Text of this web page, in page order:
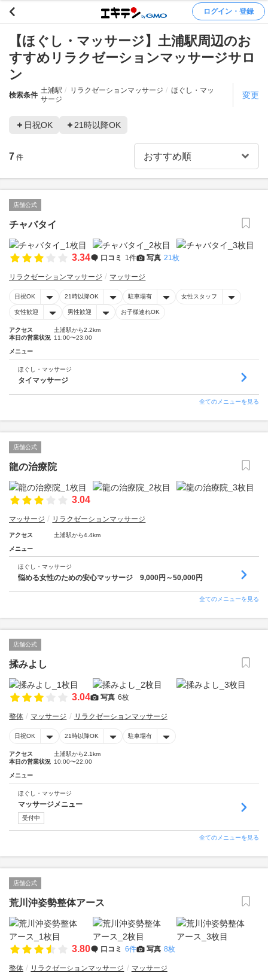
ログイン・登録
【ほぐし・マッサージ】土浦駅周辺のお
すすめリラクゼーションマッサージサロ
ン
検索条件
土浦駅 リラクゼーションマッサージ
ほぐし・マッ
サージ
変更
日祝OK 21時以降OK
7 件
店舗公式
チャバタイ
3.34 口コミ 1件 写真 21枚
リラクゼーションマッサージ マッサージ
日祝OK 21時以降OK 駐車場有 女性スタッフ
女性歓迎 男性歓迎 お子様連れOK
アクセス
土浦駅から2.2km
本日の営業状況 11:00〜23:00
メニュー
ほぐし・マッサージ
タイマッサージ
全てのメニューを見る
店舗公式
龍の治療院
3.04
マッサージ リラクゼーションマッサージ
アクセス 土浦駅から4.4km
メニュー
ほぐし・マッサージ
悩める女性のための安心マッサージ 9,000円～50,000円
全てのメニューを見る
店舗公式
揉みよし
3.04 写真 6枚
整体 マッサージ リラクゼーションマッサージ
日祝OK 21時以降OK 駐車場有
アクセス
土浦駅から2.1km
本日の営業状況 10:00〜22:00
メニュー
ほぐし・マッサージ
マッサージメニュー
受付中
全てのメニューを見る
店舗公式
荒川沖姿勢整体アース
3.80 口コミ 6件 写真 8枚
整体 リラクゼーションマッサージ マッサージ